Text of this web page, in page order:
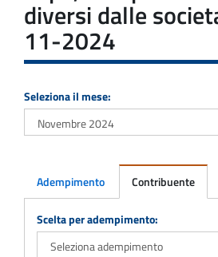
diversi dalle
11-2024
Seleziona il mese:
Adempimento Contribuente
Adempimento
Scelta per adempimento: